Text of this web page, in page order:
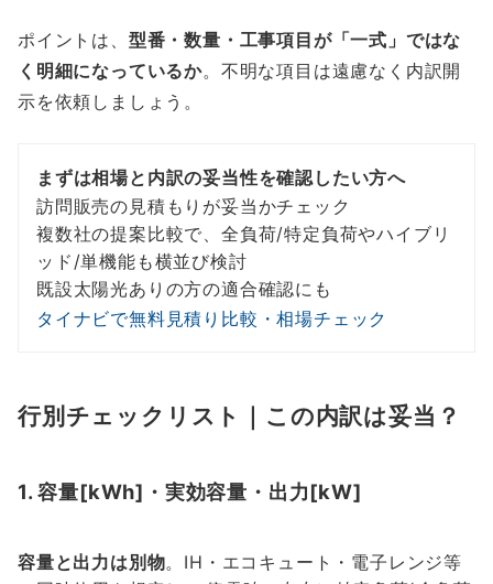
ポイントは、 型番・数量・工事項目が「一式」ではな
く明細になっているか。不明な項目は遠慮なく内訳開
示を依頼しましょう。
まずは相場と内訳の妥当性を確認したい方へ
訪問販売の見積もりが妥当かチェック
複数社の提案比較で、全負荷/特定負荷やハイブリ
ッド/単機能も横並び検討
既設太陽光ありの方の適合確認にも
タイナビで無料見積り比較・相場チェック
行別チェックリスト｜この内訳は妥当？
1. 容量[kWh]・実効容量・出力[kW]
容量と出力は別物。IH・エコキュート・電子レンジ等